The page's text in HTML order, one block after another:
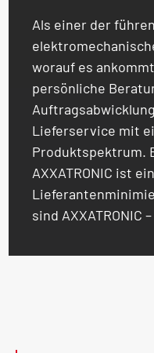
Als einer der
worauf es
persönliche
Lieferservice mit
Produktspektrum.
AXXATRONIC ist
sind AXXATRONIC